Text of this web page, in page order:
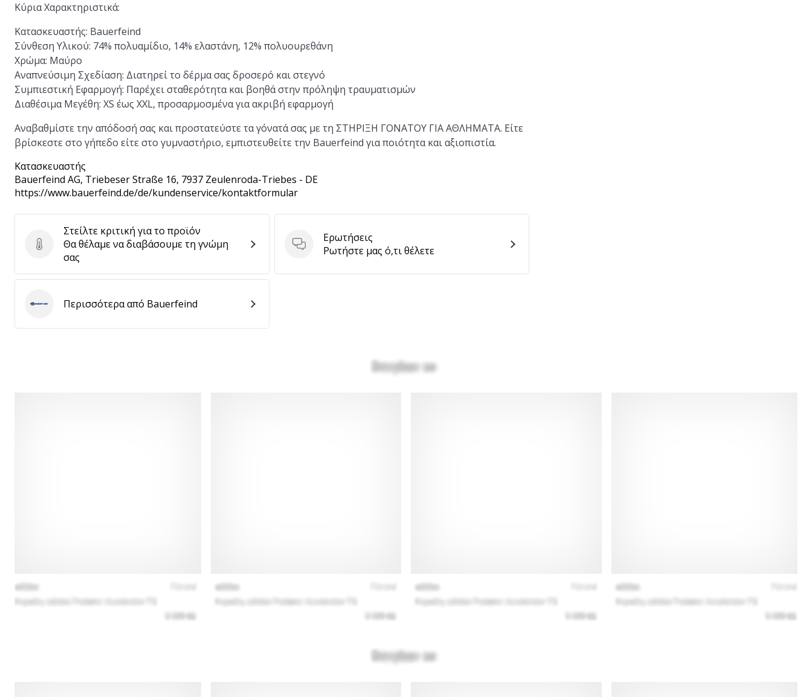
Κύρια Χαρακτηριστικά:
Κατασκευαστής: Bauerfeind
Σύνθεση Υλικού: 74% πολυαμίδιο, 14% ελαστάνη, 12% πολυουρεθάνη
Χρώμα: Μαύρο
Αναπνεύσιμη Σχεδίαση: Διατηρεί το δέρμα σας δροσερό και στεγνό
Συμπιεστική Εφαρμογή: Παρέχει σταθερότητα και βοηθά στην πρόληψη τραυματισμών
Διαθέσιμα Μεγέθη: XS έως XXL, προσαρμοσμένα για ακριβή εφαρμογή
Αναβαθμίστε την απόδοσή σας και προστατεύστε τα γόνατά σας με τη ΣΤΗΡΙΞΗ ΓΟΝΑΤΟΥ ΓΙΑ ΑΘΛΗΜΑΤΑ. Είτε
βρίσκεστε στο γήπεδο είτε στο γυμναστήριο, εμπιστευθείτε την Bauerfeind για ποιότητα και αξιοπιστία.
Κατασκευαστής
Bauerfeind AG, Triebeser Straße 16, 7937 Zeulenroda-Triebes - DE
https://www.bauerfeind.de/de/kundenservice/kontaktformular
Στείλτε κριτική για το προϊόν
Στείλτε κριτική για το προϊόν
Θα θέλαμε να διαβάσουμε τη γνώμη
σας
Ερωτήσεις
Ερωτήσεις
Ρωτήστε μας ό,τι θέλετε
BauerfeindΠερισσότερα από Bauerfeind